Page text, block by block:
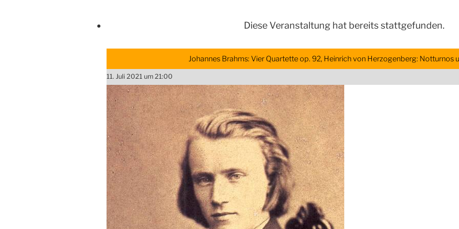
Diese Veranstaltung hat bereits stattgefunden.
Johannes Brahms: Vier Quartette op. 92, Heinrich von Herzogenberg: Notturnos
11. Juli 2021 um 21:00